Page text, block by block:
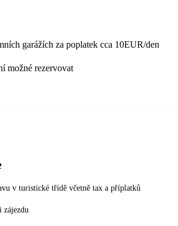
garážích za poplatek cca 10EUR/den
možné rezervovat
v turistické třídě včetně tax a příplatků
zájezdu